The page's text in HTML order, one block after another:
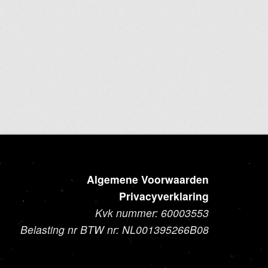
Algemene Voorwaarden
Privacyverklaring
Kvk nummer: 60003553
Belasting nr BTW nr: NL001395266B08